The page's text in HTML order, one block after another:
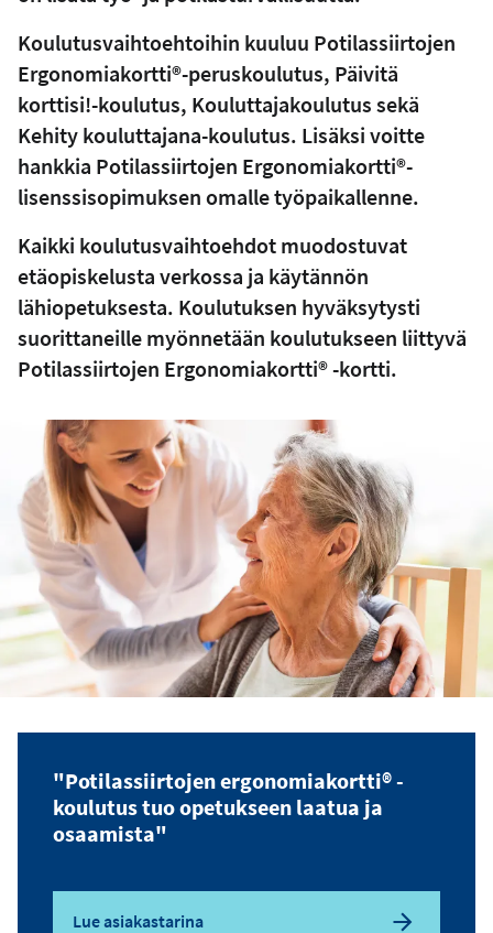
Koulutusvaihtoehtoihin kuuluu Potilassiirtojen
Ergonomiakortti®-peruskoulutus, Päivitä
korttisi!-koulutus, Kouluttajakoulutus sekä
Kehity kouluttajana-koulutus. Lisäksi voitte
hankkia Potilassiirtojen Ergonomiakortti®-
lisenssisopimuksen omalle työpaikallenne.
Kaikki koulutusvaihtoehdot muodostuvat
etäopiskelusta verkossa ja käytännön
lähiopetuksesta. Koulutuksen hyväksytysti
suorittaneille myönnetään koulutukseen liittyvä
Potilassiirtojen Ergonomiakortti® -kortti.
"Potilassiirtojen ergonomiakortti® -
koulutus tuo opetukseen laatua ja
osaamista"
Lue asiakastarina